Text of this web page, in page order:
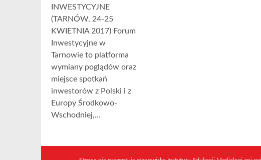
INWESTYCYJNE
(TARNÓW, 24-25
KWIETNIA 2017) Forum
Inwestycyjne w
Tarnowie to platforma
wymiany poglądów oraz
miejsce spotkań
inwestorów z Polski i z
Europy Środkowo-
Wschodniej,...